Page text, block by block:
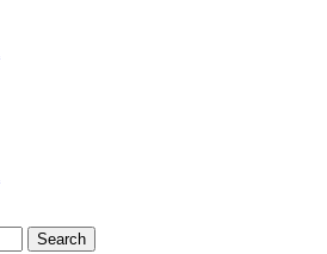
Search